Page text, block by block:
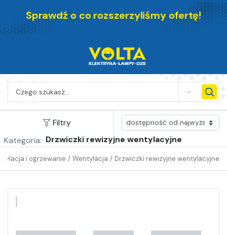
Sprawdź o co rozszerzyliśmy ofertę!
SEARCH
Filtry
Kategoria: Drzwiczki rewizyjne wentylacyjne
Drzwiczki rewizyjne wentylacyjne
/
Wentylacja
/
i ogrzewanie